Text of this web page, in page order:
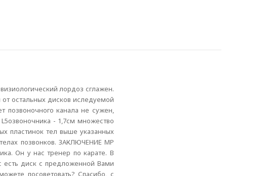
лордоз сглажен.
остальных дисков иследуемой
позвоночного канала не сужен,
- 1,7см множество
пластинок тел выше указанных
позвонков. ЗАКЛЮЧЕНИЕ МР
Он у нас тренер по карате. В
диск с предложенной Вами
посоветовать? Спасибо, с